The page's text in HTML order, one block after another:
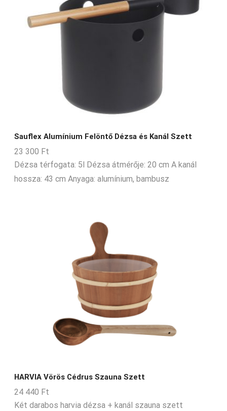
Sauflex Alumínium Felöntő Dézsa és Kanál Szett
23 300 Ft
Dézsa térfogata: 5l Dézsa átmérője: 20 cm A kanál
hossza: 43 cm Anyaga: alumínium, bambusz
HARVIA Vörös Cédrus Szauna Szett
24 440 Ft
Két darabos harvia dézsa + kanál szauna szett